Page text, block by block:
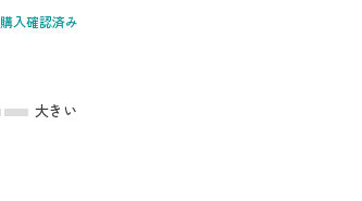
購入確認済み
大きい